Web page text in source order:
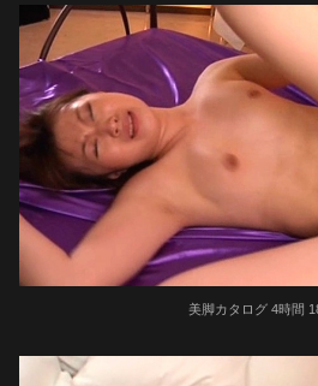
美脚カタログ 4時間